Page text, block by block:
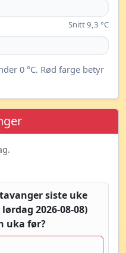
Snitt 9,3 °C
0 °C. Rød farge betyr
siste uke
2026-08-08)
uka før?